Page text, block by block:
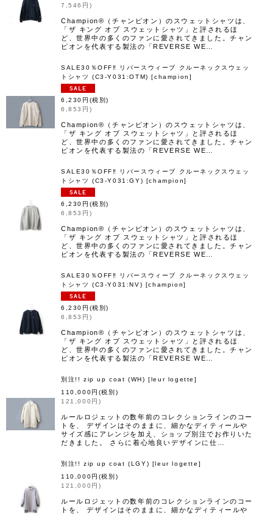
7,546 円 )
Champion®（チャンピオン）のスウェットシャツは、
「ザ キング オブ スウェットシャツ」と評されるほ
ど、世界中の多くのファンに愛されてきました。チャン
ピオンを代表する製法の「REVERSE WE…
SALE30％OFF‼︎ リバースウィーブ クルーネックスウェッ
トシャツ (C3-Y031:OTM) [champion ]
6,230 円 (税別)
6,853 円 )
Champion®（チャンピオン）のスウェットシャツは、
「ザ キング オブ スウェットシャツ」と評されるほ
ど、世界中の多くのファンに愛されてきました。チャン
ピオンを代表する製法の「REVERSE WE…
SALE30％OFF‼︎ リバースウィーブ クルーネックスウェッ
トシャツ (C3-Y031:GY) [champion]
6,230 円 (税別)
6,853 円 )
Champion®（チャンピオン）のスウェットシャツは、
「ザ キング オブ スウェットシャツ」と評されるほ
ど、世界中の多くのファンに愛されてきました。チャン
ピオンを代表する製法の「REVERSE WE…
SALE30％OFF‼︎ リバースウィーブ クルーネックスウェッ
トシャツ (C3-Y031:NV) [champion]
6,230 円 (税別)
6,853 円 )
Champion®（チャンピオン）のスウェットシャツは、
「ザ キング オブ スウェットシャツ」と評されるほ
ど、世界中の多くのファンに愛されてきました。チャン
ピオンを代表する製法の「REVERSE WE…
別注!! zip up coat (WH) [leur logette]
110,000円 (税別)
121,000 円 )
ルールロジェットの数年前のコレクションラインのコー
トを、 デザインはそのままに、細かなディティールや
サイズ感にアレンジを加え、ショップ別注でお作りいた
だきました。 さらに着心地良いデザインに仕…
別注!! zip up coat (LGY) [leur logette ]
110,000円 (税別)
121,000 円 )
ルールロジェットの数年前のコレクションラインのコー
トを、 デザインはそのままに、細かなディティールや